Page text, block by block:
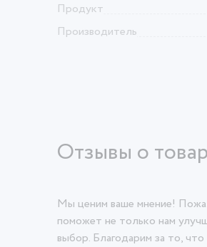
Продукт
Производитель
Отзывы о
Мы ценим ваше мнение!
поможет не только нам
выбор. Благодарим за то,